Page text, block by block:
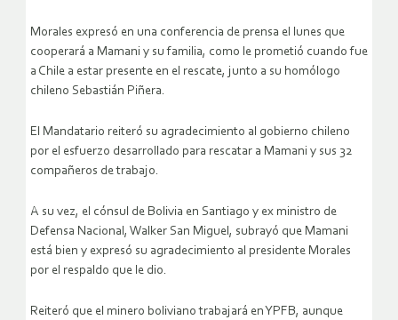
Morales expresó en una conferencia de prensa el lunes que
cooperará a Mamani y su familia, como le prometió cuando fue
a Chile a estar presente en el rescate, junto a su homólogo
chileno Sebastián Piñera.
El Mandatario reiteró su agradecimiento al gobierno chileno
por el esfuerzo desarrollado para rescatar a Mamani y sus 32
compañeros de trabajo.
A su vez, el cónsul de Bolivia en Santiago y ex ministro de
Defensa Nacional, Walker San Miguel, subrayó que Mamani
está bien y expresó su agradecimiento al presidente Morales
por el respaldo que le dio.
Reiteró que el minero boliviano trabajará en YPFB, aunque